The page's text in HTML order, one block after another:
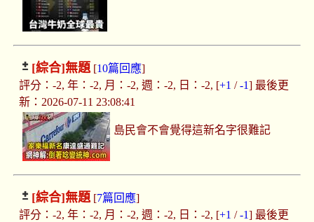
[綜合]無題[10篇回應]
評分：-2, 年：-2, 月：-2, 週：-2, 日：-2, [+1 /-1] 最後更
新：2026-07-11 23:08:41
島民會不會覺得這新名字很難記
[綜合]無題[7篇回應]
評分：-2, 年：-2, 月：-2, 週：-2, 日：-2, [+1 /-1] 最後更